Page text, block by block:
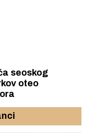
seoskog